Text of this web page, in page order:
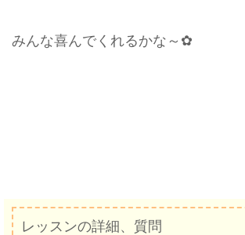
みんな喜んでくれるかな～✿
レッスンの詳細、質問